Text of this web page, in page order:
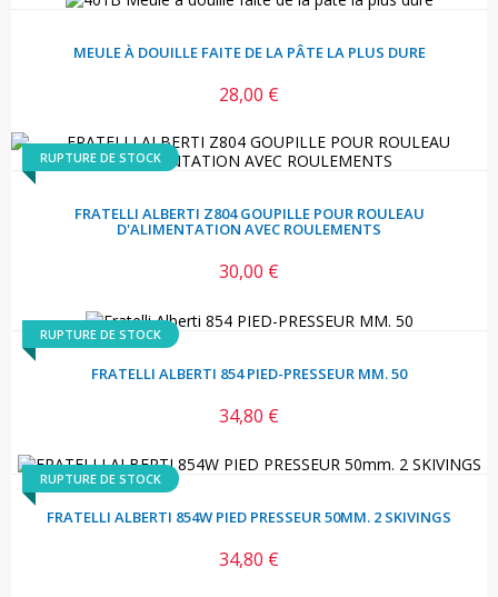
MEULE À DOUILLE FAITE DE LA PÂTE LA PLUS DURE
Prix
28,00 €
RUPTURE DE STOCK
FRATELLI ALBERTI Z804 GOUPILLE POUR ROULEAU
D'ALIMENTATION AVEC ROULEMENTS
Prix
30,00 €
RUPTURE DE STOCK
FRATELLI ALBERTI 854 PIED-PRESSEUR MM. 50
Prix
34,80 €
RUPTURE DE STOCK
FRATELLI ALBERTI 854W PIED PRESSEUR 50MM. 2 SKIVINGS
Prix
34,80 €